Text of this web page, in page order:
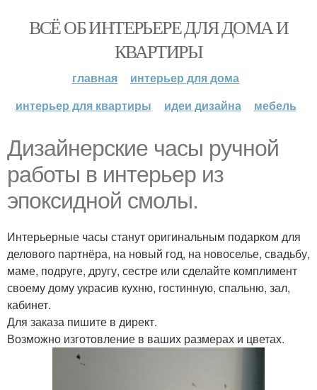
ВСЁ ОБ ИНТЕРЬЕРЕ ДЛЯ ДОМА И
КВАРТИРЫ
главная
интерьер для дома
интерьер для квартиры
идеи дизайна мебель
Дизайнерские часы ручной
работы в интерьер из
эпоксидной смолы.
Интерьерные часы станут оригинальным подарком для
делового партнёра, на новый год, на новоселье, свадьбу,
маме, подруге, другу, сестре или сделайте комплимент
своему дому украсив кухню, гостинную, спальню, зал,
кабинет.
Для заказа пишите в директ.
Возможно изготовление в ваших размерах и цветах.